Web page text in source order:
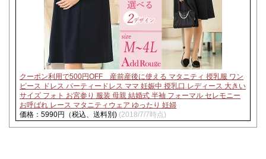
クーポン利用で500円OFF 産前産後に使える マタニティ 授乳服 ワン
ピース ドレス パーティードレス ママ 妊娠中 授乳口 レディース 大きい
サイズ フォト お宮参り 服装 母親 結婚式 半袖 フォーマル セレモニー
お呼ばれ レース マタニティウェア ゆったり 妊婦
価格：5990円（税込、送料別) (2018/7/7時点)